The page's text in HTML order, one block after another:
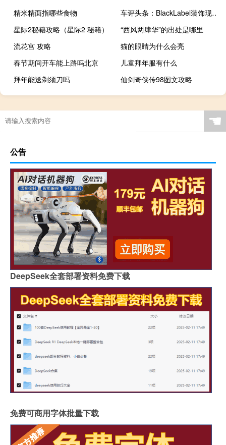
精米精面指哪些食物
车评头条：BlackLabel装饰现在包括30个电动前排座椅
星际2秘籍攻略（星际2 秘籍）
“西风两肆华”的出处是哪里
流花宫 攻略
猫的眼睛为什么会亮
春节期间开车能上路吗北京
儿童拜年服有什么
拜年能送剃须刀吗
仙剑奇侠传98图文攻略
☚
公告
DeepSeek全套部署资料免费下载
免费可商用字体批量下载